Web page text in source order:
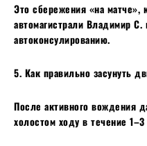
Это сбережения «на матче»,
автомагистрали Владимир С.
автоконсулированию.
5. Как правильно засунуть
После активного вождения
холостом ходу в течение